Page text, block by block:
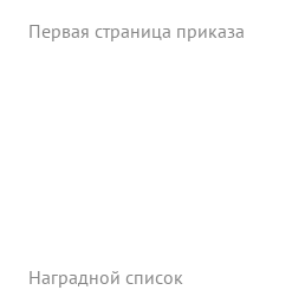
Умелой организацией
Первая страница приказа
Наградной список